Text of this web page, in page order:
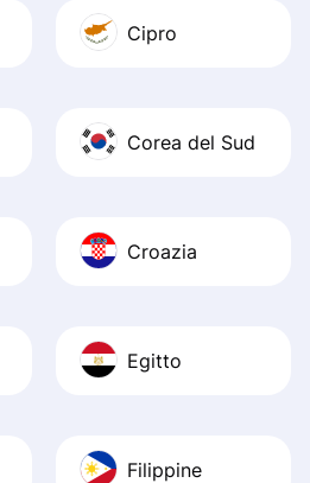
Cipro
Corea del Sud
Croazia
Egitto
Filippine